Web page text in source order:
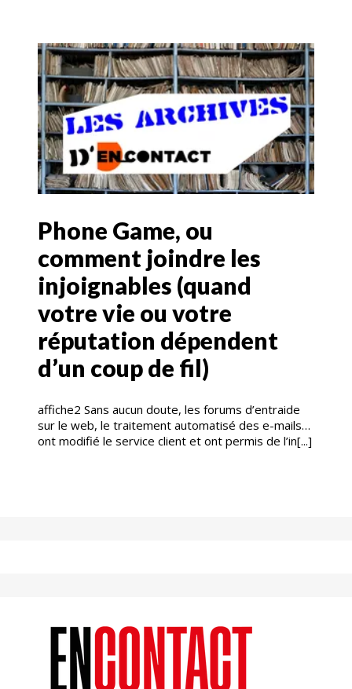
Phone Game, ou
comment joindre les
injoignables (quand
votre vie ou votre
réputation dépendent
d’un coup de fil)
affiche2 Sans aucun doute, les forums d’entraide
sur le web, le traitement automatisé des e-mails…
ont modifié le service client et ont permis de l’in[...]